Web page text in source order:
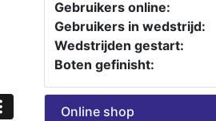
Gebruikers online:
Gebruikers in wedstrijd:
Wedstrijden gestart:
Boten gefinisht:
Online shop